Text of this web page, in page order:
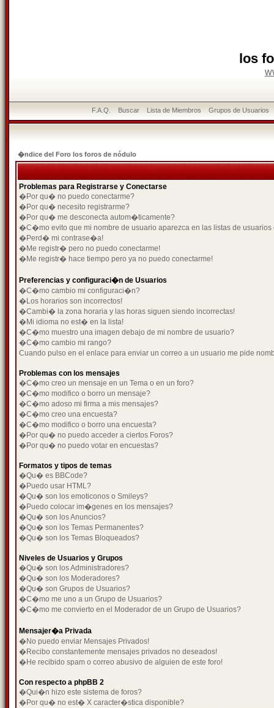
los
F.A.Q. Buscar Lista de Miembros Grupos de Usuarios
�ndice del Foro los foros de nódulo
Problemas para Registrarse y Conectarse
�Por qu� no puedo conectarme?
�Por qu� necesito registrarme?
�Por qu� me desconecta autom�ticamente?
�C�mo evito que mi nombre de usuario aparezca en las listas de usuarios
�Perd� mi contrase�a!
�Me registr� pero no puedo conectarme!
�Me registr� hace tiempo pero ya no puedo conectarme!
Preferencias y configuraci�n de Usuarios
�C�mo cambio mi configuraci�n?
�Los horarios son incorrectos!
�Cambi� la zona horaria y las horas siguen siendo incorrectas!
�Mi idioma no est� en la lista!
�C�mo muestro una imagen debajo de mi nombre de usuario?
�C�mo cambio mi rango?
Cuando pulso en el enlace para enviar un correo a un usuario me pide
Problemas con los mensajes
�C�mo creo un mensaje en un Tema o en un foro?
�C�mo modifico o borro un mensaje?
�C�mo adoso mi firma a mis mensajes?
�C�mo creo una encuesta?
�C�mo modifico o borro una encuesta?
�Por qu� no puedo acceder a ciertos Foros?
�Por qu� no puedo votar en encuestas?
Formatos y tipos de temas
�Qu� es BBCode?
�Puedo usar HTML?
�Qu� son los emoticonos o Smileys?
�Puedo colocar im�genes en los mensajes?
�Qu� son los Anuncios?
�Qu� son los Temas Permanentes?
�Qu� son los Temas Bloqueados?
Niveles de Usuarios y Grupos
�Qu� son los Administradores?
�Qu� son los Moderadores?
�Qu� son Grupos de Usuarios?
�C�mo me uno a un Grupo de Usuarios?
�C�mo me convierto en el Moderador de un Grupo de Usuarios?
Mensajer�a Privada
�No puedo enviar Mensajes Privados!
�Recibo constantemente mensajes privados no deseados!
�He recibido spam o correo abusivo de alguien de este foro!
Con respecto a phpBB 2
�Qui�n hizo este sistema de foros?
�Por qu� no est� X caracter�stica disponible?